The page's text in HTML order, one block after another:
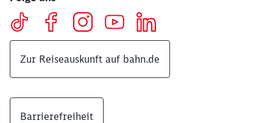
Zur Reiseauskunft auf bahn.de
Barrierefreiheit